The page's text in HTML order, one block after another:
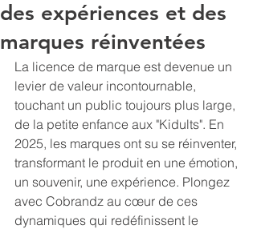
des expériences et des
marques réinventées
La licence de marque est devenue un
levier de valeur incontournable,
touchant un public toujours plus large,
de la petite enfance aux "Kidults". En
2025, les marques ont su se réinventer,
transformant le produit en une émotion,
un souvenir, une expérience. Plongez
avec Cobrandz au cœur de ces
dynamiques qui redéfinissent le